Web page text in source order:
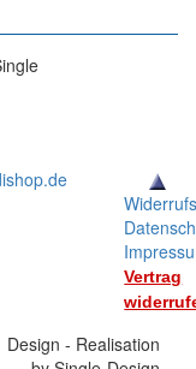
Vertrag
Design - Realisation